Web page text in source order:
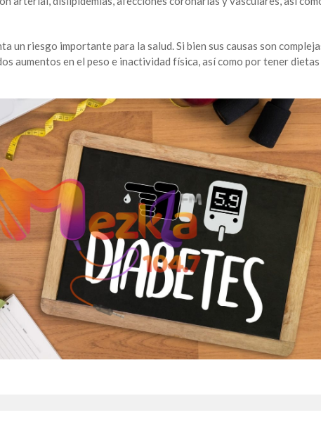
un riesgo importante para la salud. Si bien sus causas son
aumentos en el peso e inactividad física, así como por tener dietas